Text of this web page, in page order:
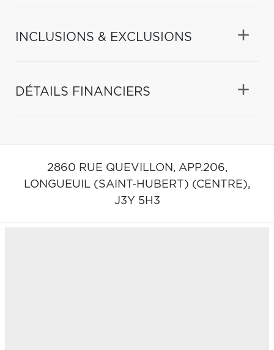
INCLUSIONS & EXCLUSIONS
DÉTAILS FINANCIERS
2860 RUE QUEVILLON, APP.206,
LONGUEUIL (SAINT-HUBERT) (CENTRE),
J3Y 5H3